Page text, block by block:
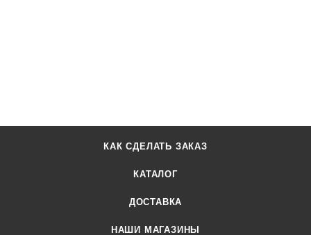
КАК СДЕЛАТЬ ЗАКАЗ
КАТАЛОГ
ДОСТАВКА
НАШИ МАГАЗИНЫ